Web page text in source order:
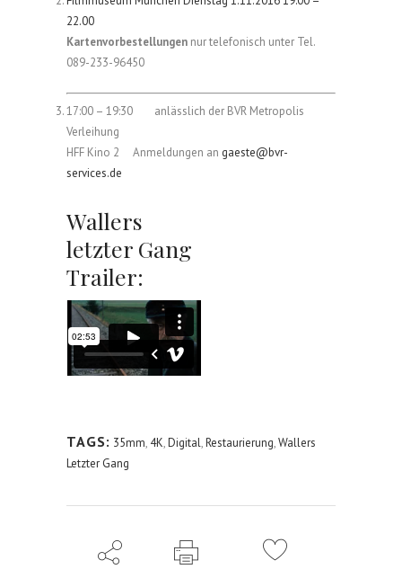
22.00
Kartenvorbestellungen nur telefonisch unter Tel.
089-233-96450
17:00 – 19:30 anlässlich der BVR Metropolis
Verleihung
HFF Kino 2 Anmeldungen an gaeste@bvr-
services.de
Wallers
letzter Gang
Trailer:
TAGS: 35mm, 4K,Digital,Restaurierung,Wallers
Letzter Gang